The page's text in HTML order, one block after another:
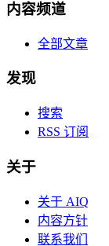
内容频道
全部文章
发现
搜索
RSS 订阅
关于
关于 AIQ
内容方针
联系我们